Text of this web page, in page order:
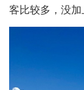
客比较多，没加